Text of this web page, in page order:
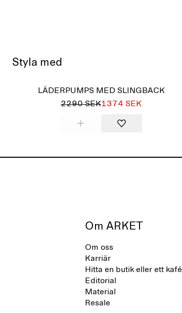
Styla med
LÄDERPUMPS MED SLINGBACK
2290 SEK1374 SEK
Om ARKET
Om oss
Karriär
Hitta en butik eller ett kafé
Editorial
Material
Resale